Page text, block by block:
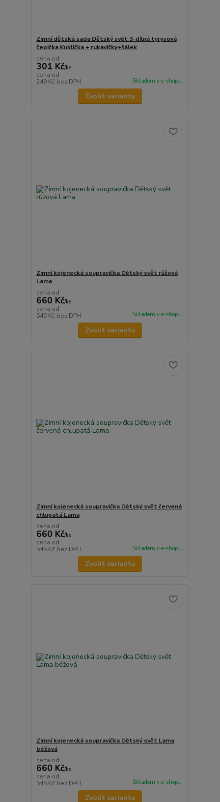
Zimní dětská sada Dětský svět 3-dílná tyrysová
čepička Kuklička + rukavičky+šálek
cena od
301 Kč/ks
cena od
249 Kč bez DPH Skladem v e-shopu
Zvolit variantu
Zimní kojenecká soupravička Dětský svět růžová
Lama
cena od
660 Kč/ks
cena od
545 Kč bez DPH Skladem v e-shopu
Zvolit variantu
Zimní kojenecká soupravička Dětský svět červená
chlupatá Lama
cena od
660 Kč/ks
cena od
545 Kč bez DPH Skladem v e-shopu
Zvolit variantu
Zimní kojenecká soupravička Dětský svět Lama
béžová
cena od
660 Kč/ks
cena od
545 Kč bez DPH Skladem v e-shopu
Zvolit variantu